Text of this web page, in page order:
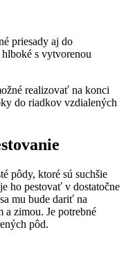
priesady aj do
s vytvorenou
realizovať na konci
do riadkov vzdialených
pôdy, ktoré sú suchšie
ho pestovať v dostatočne
mu bude dariť na
a zimou. Je potrebné
pôd.